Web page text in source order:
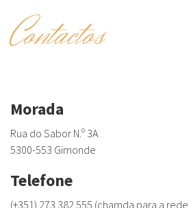
Contactos
Morada
Rua do Sabor N.º 3A
5300-553 Gimonde
Telefone
(+351) 273 382 555 (chamda para a